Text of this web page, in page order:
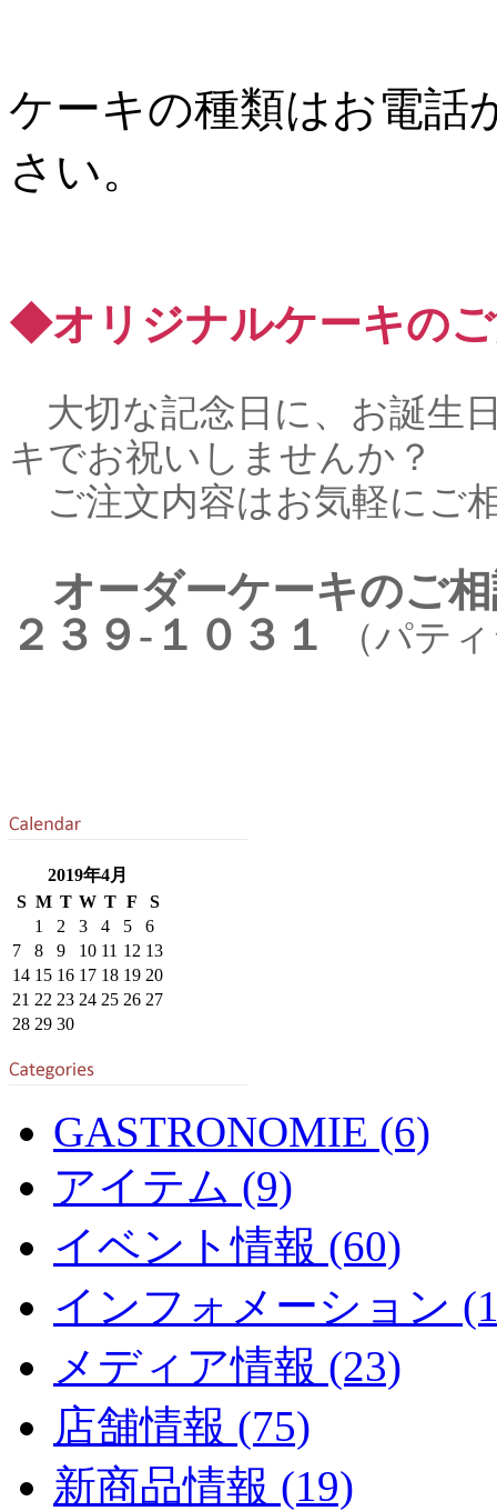
ケーキの種類はお電話
さい。
◆オリジナルケーキの
大切な記念日に、お誕生
キでお祝いしませんか？
ご注文内容はお気軽にご
オーダーケーキのご
２３９-１０３１
（パテ
2019年4月
S M T W T F
S
1
2 3 4 5
6
7
8 9 10 11 12 13
14 15 16 17 18 19 20
21 22 23 24 25 26 27
28 29 30
GASTRONOMIE (6)
アイテム (9)
イベント情報 (60)
インフォメーション
メディア情報 (23)
店舗情報 (75)
新商品情報 (19)